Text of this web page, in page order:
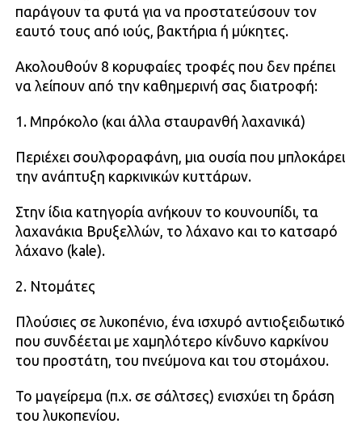
παράγουν τα φυτά για να προστατεύσουν τον
εαυτό τους από ιούς, βακτήρια ή μύκητες.
Ακολουθούν 8 κορυφαίες τροφές που δεν πρέπει
να λείπουν από την καθημερινή σας διατροφή:
1. Μπρόκολο (και άλλα σταυρανθή λαχανικά)
Περιέχει σουλφοραφάνη, μια ουσία που μπλοκάρει
την ανάπτυξη καρκινικών κυττάρων.
Στην ίδια κατηγορία ανήκουν το κουνουπίδι, τα
λαχανάκια Βρυξελλών, το λάχανο και το κατσαρό
λάχανο (kale).
2. Ντομάτες
Πλούσιες σε λυκοπένιο, ένα ισχυρό αντιοξειδωτικό
που συνδέεται με χαμηλότερο κίνδυνο καρκίνου
του προστάτη, του πνεύμονα και του στομάχου.
Το μαγείρεμα (π.χ. σε σάλτσες) ενισχύει τη δράση
του λυκοπενίου.